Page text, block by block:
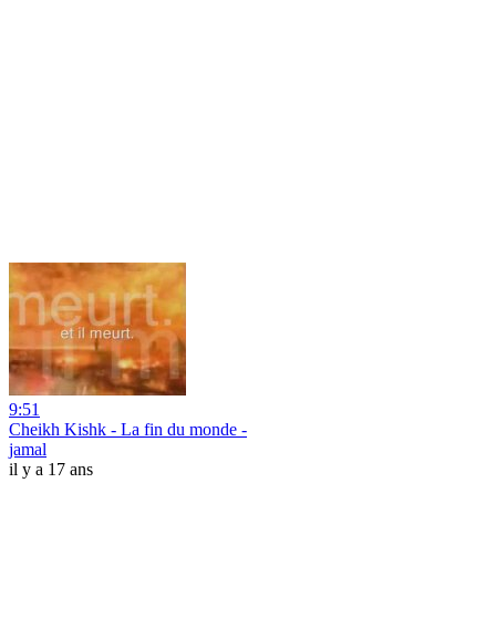
9:51
Cheikh Kishk - La fin du monde -
jamal
il y a 17 ans